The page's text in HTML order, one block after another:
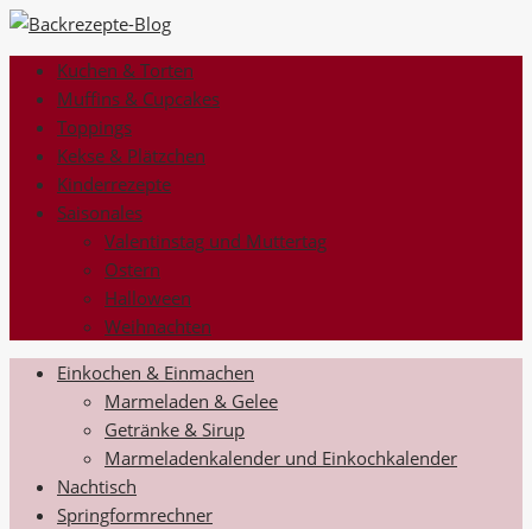
Kuchen & Torten
Muffins & Cupcakes
Toppings
Kekse & Plätzchen
Kinderrezepte
Saisonales
Valentinstag und Muttertag
Ostern
Halloween
Weihnachten
Einkochen & Einmachen
Marmeladen & Gelee
Getränke & Sirup
Marmeladenkalender und Einkochkalender
Nachtisch
Springformrechner